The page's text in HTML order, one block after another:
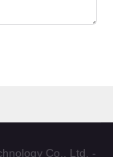
Co., Ltd. -